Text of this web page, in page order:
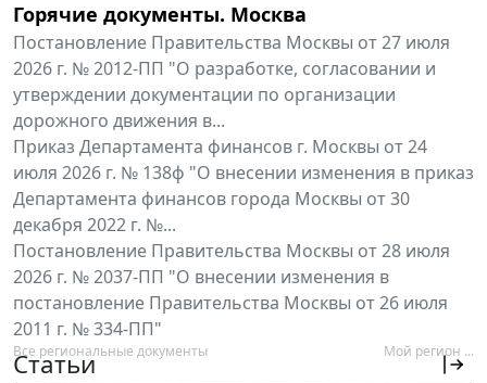
Горячие документы. Москва
Постановление Правительства Москвы от 27 июля
2026 г. № 2012-ПП "О разработке, согласовании и
утверждении документации по организации
дорожного движения в...
Приказ Департамента финансов г. Москвы от 24
июля 2026 г. № 138ф "О внесении изменения в приказ
Департамента финансов города Москвы от 30
декабря 2022 г. №...
Постановление Правительства Москвы от 28 июля
2026 г. № 2037-ПП "О внесении изменения в
постановление Правительства Москвы от 26 июля
2011 г. № 334-ПП"
Все региональные документы Мой регион ...
Статьи